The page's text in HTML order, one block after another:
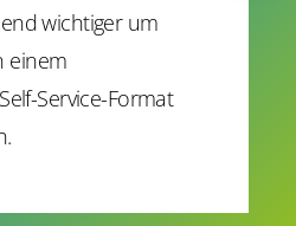
wichtiger um
einem
Service-Format